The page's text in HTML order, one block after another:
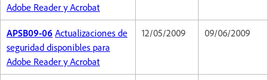
Adobe Reader y Acrobat
APSB09-06 Actualizaciones de
seguridad disponibles para
Adobe Reader y Acrobat
12/05/2009 09/06/2009